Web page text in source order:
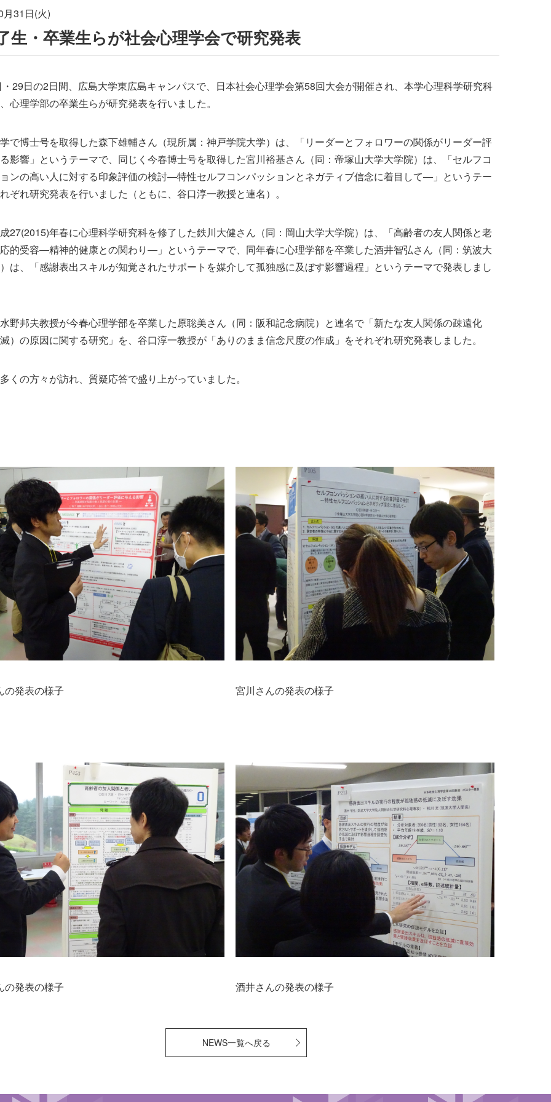
31日(火)
生・卒業生らが社会心理学会で研究発表
29日の2日間、広島大学東広島キャンパスで、日本社会心理学会第58回大会が開催され、本学心理科学研究科
心理学部の卒業生らが研究発表を行いました。
で博士号を取得した森下雄輔さん（現所属：神戸学院大学）は、「リーダーとフォロワーの関係がリーダー評
影響」というテーマで、同じく今春博士号を取得した宮川裕基さん（同：帝塚山大学大学院）は、「セルフコ
ンの高い人に対する印象評価の検討―特性セルフコンパッションとネガティブ信念に着目して―」というテー
ぞれ研究発表を行いました（ともに、谷口淳一教授と連名）。
27(2015)年春に心理科学研究科を修了した鉄川大健さん（同：岡山大学大学院）は、「高齢者の友人関係と老
的受容―精神的健康との関わり―」というテーマで、同年春に心理学部を卒業した酒井智弘さん（同：筑波大
は、「感謝表出スキルが知覚されたサポートを媒介して孤独感に及ぼす影響過程」というテーマで発表しまし
野邦夫教授が今春心理学部を卒業した原聡美さん（同：阪和記念病院）と連名で「新たな友人関係の疎遠化
）の原因に関する研究」を、谷口淳一教授が「ありのまま信念尺度の作成」をそれぞれ研究発表しました。
くの方々が訪れ、質疑応答で盛り上がっていました。
の発表の様子 宮川さんの発表の様子
の発表の様子 酒井さんの発表の様子
NEWS一覧へ戻る